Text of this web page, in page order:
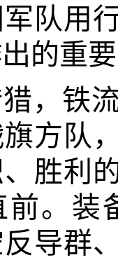
队用
的重
，铁
方队
胜利
前。装
导群